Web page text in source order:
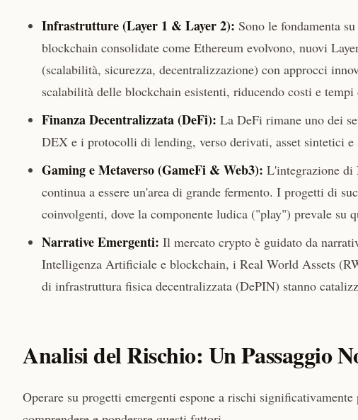
Infrastrutture (Layer 1 & Layer 2): Sono le fondamenta
blockchain consolidate come Ethereum evolvono, nuovi
(scalabilità, sicurezza, decentralizzazione) con approcci
scalabilità delle blockchain esistenti, riducendo costi e tempi
Finanza Decentralizzata (DeFi): La DeFi rimane uno dei
DEX e i protocolli di lending, verso derivati, asset sintetici
Gaming e Metaverso (GameFi & Web3): L'integrazione di
continua a essere un'area di grande fermento. I progetti di
coinvolgenti, dove la componente ludica ("play") prevale su
Narrative Emergenti: Il mercato crypto è guidato da
Intelligenza Artificiale e blockchain, i Real World Assets
di infrastruttura fisica decentralizzata (DePIN) stanno
Analisi del Rischio: Un Passaggio
Operare su progetti emergenti espone a rischi